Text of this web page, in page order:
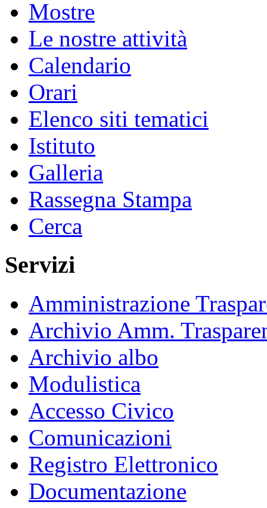
Mostre
Le nostre attività
Calendario
Orari
Elenco siti tematici
Istituto
Galleria
Rassegna Stampa
Cerca
Servizi
Amministrazione
Archivio Amm.
Archivio albo
Modulistica
Accesso Civico
Comunicazioni
Registro Elettronico
Documentazione